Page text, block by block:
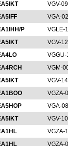
VGV-
VGA-
P
VGLE-
VGV-
VGM-
VGV-
VGZA-
VGA-
VGV-
VGZA-
VGZA-